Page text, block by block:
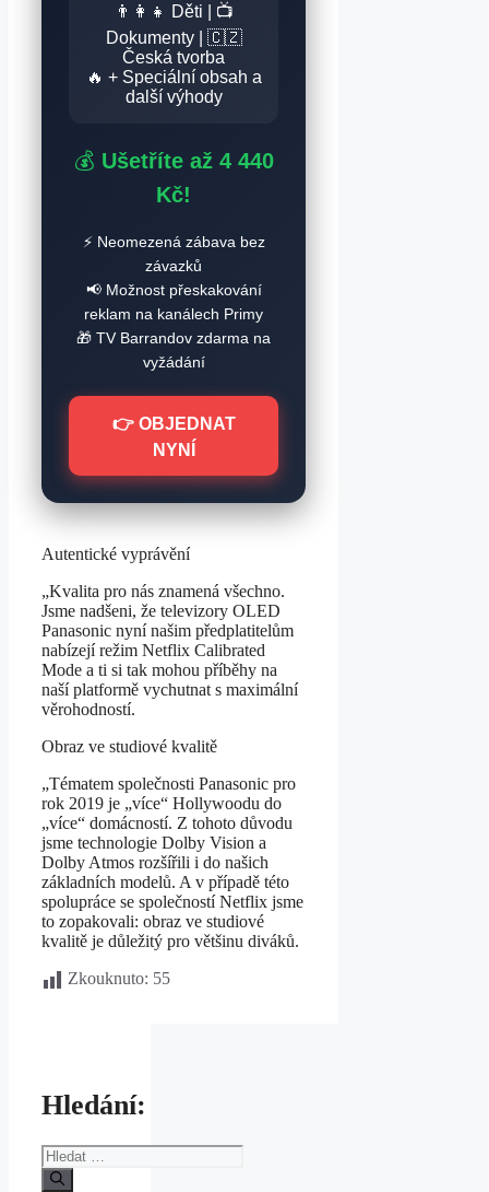
👨‍👩‍👧 Děti | 📺
Dokumenty | 🇨🇿
Česká tvorba
🔥 + Speciální obsah a
další výhody
💰 Ušetříte až 4 440
Kč!
⚡ Neomezená zábava bez
závazků
📢 Možnost přeskakování
reklam na kanálech Primy
🎁 TV Barrandov zdarma na
vyžádání
👉 OBJEDNAT
NYNÍ
Autentické vyprávění
„Kvalita pro nás znamená všechno.
Jsme nadšeni, že televizory OLED
Panasonic nyní našim předplatitelům
nabízejí režim Netflix Calibrated
Mode a ti si tak mohou příběhy na
naší platformě vychutnat s maximální
věrohodností.
Obraz ve studiové kvalitě
„Tématem společnosti Panasonic pro
rok 2019 je „více“ Hollywoodu do
„více“ domácností. Z tohoto důvodu
jsme technologie Dolby Vision a
Dolby Atmos rozšířili i do našich
základních modelů. A v případě této
spolupráce se společností Netflix jsme
to zopakovali: obraz ve studiové
kvalitě je důležitý pro většinu diváků.
Zkouknuto: 55
Hledání:
Hledat: